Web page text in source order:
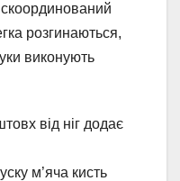
розгинаються,
виконують
від ніг додає
м’яча кисть